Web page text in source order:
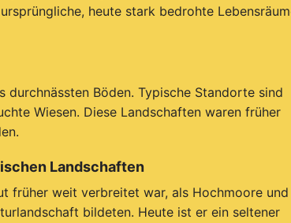
heute stark bedrohte
Böden. Typische Standorte sind
Wiesen. Diese Landschaften waren früher
Landschaften
früher weit verbreitet war, als Hochmoore und
bildeten. Heute ist er ein seltener